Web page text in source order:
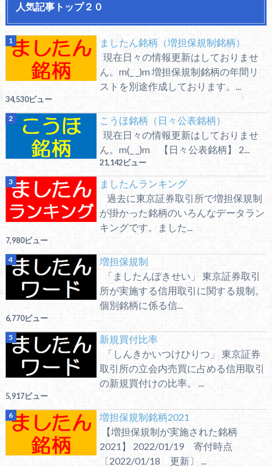
人気記事トップ２０
ましたん銘柄（増担保規制銘柄）
現在日々の情報更新はしておりませ
ん。m(_ _)m 増担保規制銘柄の年間リ
ストを別途作成しております。...
34,530ビュー
こうほ銘柄（日々公表銘柄）
現在日々の情報更新はしておりませ
ん。m(_ _)m 【日々公表銘柄】 2...
21,142ビュー
ましたんランキング
過去に東京証券取引所で増担保規制
が掛かった銘柄のいろんなデータラン
キングです。ました...
7,980ビュー
増担保規制
「ましたんぽきせい」 東京証券取引
所が実施する信用取引に関する規制。
個別銘柄に係る信...
6,770ビュー
新規買付比率
「しんきかいつけひりつ」 東京証券
取引所の立会内売買に占める信用取引
の新規買付けの比率。 ...
5,917ビュー
増担保規制銘柄2021
【増担保規制が実施された銘柄
2021】 2022/01/19 寄付時点
〔2022/01/18 更新〕 ...